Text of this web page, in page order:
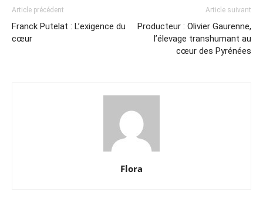
Article précédent
Franck Putelat : L’exigence du
cœur
Article suivant
Producteur : Olivier Gaurenne,
l’élevage transhumant au
cœur des Pyrénées
Flora